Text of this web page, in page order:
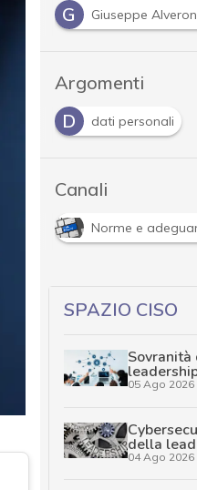
G
Giuseppe
Argomenti
D direttiva NIS
Canali
Norme e
SPAZIO CISO
05 Ago 2026
della
04 Ago 2026